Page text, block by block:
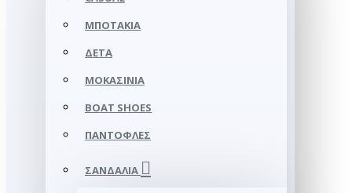
ΜΠΟΤΆΚΙΑ
ΔΕΤΆ
ΜΟΚΑΣΊΝΙΑ
BOAT SHOES
ΠΑΝΤΌΦΛΕΣ
ΣΑΝΔΆΛΙΑ